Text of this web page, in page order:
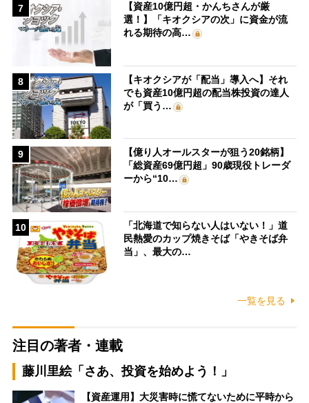
7
【資産10億円超・かんちさんが厳
選！】「キオクシアの次」に資金が流
れる期待の高…
8
【キオクシアが「配当」導入へ】それ
でも資産10億円超の配当株投資の達人
が「買う…
9
【億り人オールスターが狙う20銘柄】
「総資産69億円超」90歳現役トレーダ
ーから“10…
10
「北海道で知らない人はいない！」道
民熱愛のカップ焼きそば「やきそば弁
当」、最大の…
一覧を見る
注目の著者・連載
藤川里絵「さあ、投資を始めよう！」
【資産運用】大災害時に慌てないために平時から